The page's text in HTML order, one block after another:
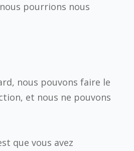
pourrions nous
nous pouvons faire le
et nous ne pouvons
que vous avez